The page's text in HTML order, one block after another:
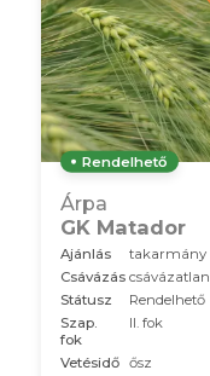
Rendelhető
Árpa
GK Matador
Ajánlás
takarmány
Csávázás csávázatlan
Státusz
Rendelhető
Szap.
fok
II. fok
Vetésidő ősz